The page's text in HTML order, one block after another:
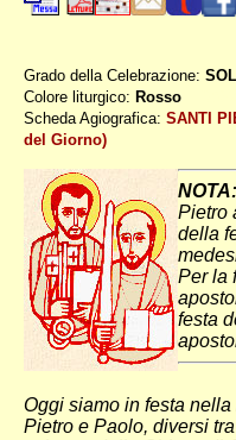
Grado della Celebrazione:
Colore liturgico: Rosso
Scheda Agiografica: SANTI
del Giorno)
NOTA:
Pietro
della
Per la
festa
Oggi siamo in festa
Pietro e Paolo, diversi